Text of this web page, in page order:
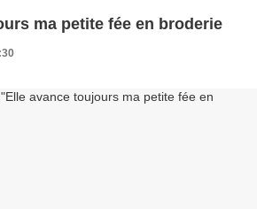
ma petite fée en broderie